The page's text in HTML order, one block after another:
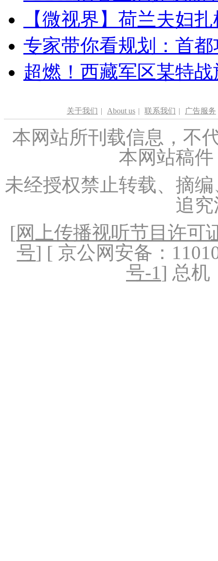
【微视界】荷兰夫妇
专家带你看规划：首
超燃！西藏军区某特
关于我们 | About us | 联系我们 | 广告服务
本网站所刊载信息，不
本网站稿
未经授权禁止转载、摘
追
[网上传播视听节目许可
号] [ 京公网安备：
号-1] 总机